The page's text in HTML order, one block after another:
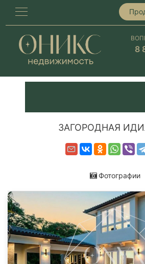
8
ЗАГОРОДНАЯ
Фотографии